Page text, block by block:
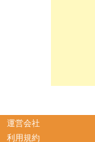
運営会社
利用規約